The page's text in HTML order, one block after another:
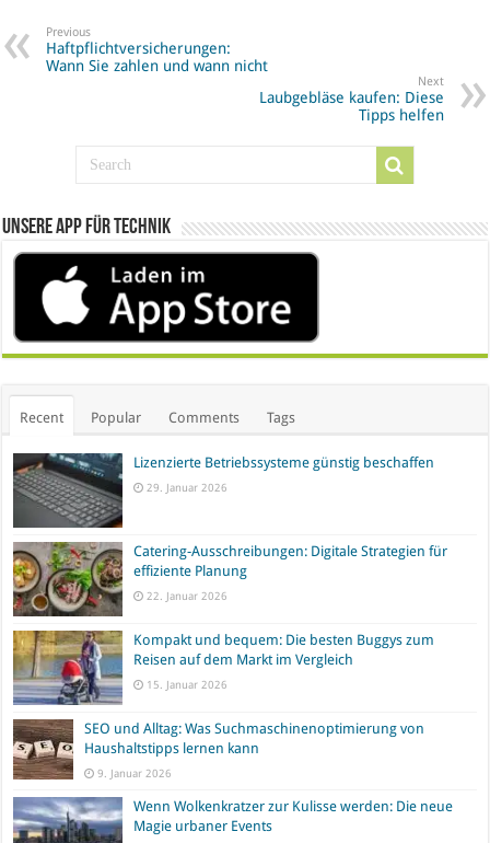
Previous
Haftpflichtversicherungen:
Wann Sie zahlen und wann nicht
Next
Laubgebläse kaufen: Diese
Tipps helfen
Unsere App für Technik
Recent Popular Comments Tags
Lizenzierte Betriebssysteme günstig beschaffen
29. Januar 2026
Catering-Ausschreibungen: Digitale Strategien für
effiziente Planung
22. Januar 2026
Kompakt und bequem: Die besten Buggys zum
Reisen auf dem Markt im Vergleich
15. Januar 2026
SEO und Alltag: Was Suchmaschinenoptimierung von
Haushaltstipps lernen kann
9. Januar 2026
Wenn Wolkenkratzer zur Kulisse werden: Die neue
Magie urbaner Events